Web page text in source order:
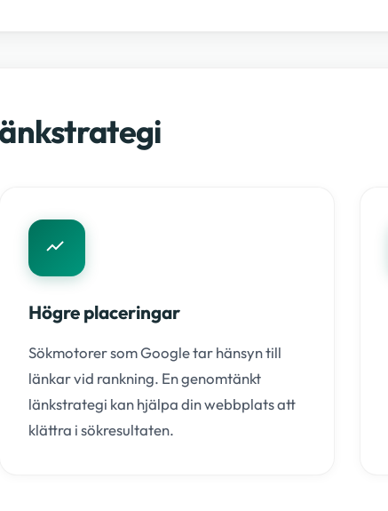
Högre placeringar
Sökmotorer som Google tar hänsyn till
länkar vid rankning. En genomtänkt
länkstrategi kan hjälpa din webbplats att
klättra i sökresultaten.